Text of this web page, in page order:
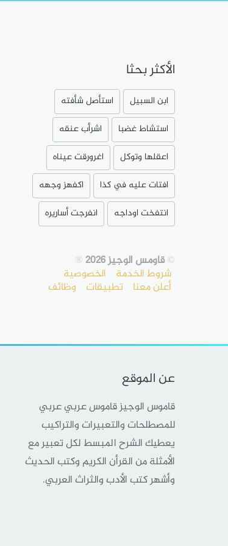
الأكثر بحثا
ابن السبيل
استأصل شأفته
استشاط غضبا
اشرأب عنقه
اعقلها وتوكل
اغرورقت عيناه
افتات عليه في كذا
اكفهز وجهه
انتفخت اوداجه
انفرجت أساريره
©قاومس الوجيز 2026 ®
شروط الخدمة الخصوصية
أعلن معنا تطبيقات وظائف
عن الموقع
قاموس الوجيز قاموس عربي عربي
للمصطلحات والتعبيرات والتراكيب
يعطيك الشرح المبسط لكل تعبير مع
الأمثلة من القرأن الكريم وكتب الحديث
وأشهر كتب الأدب والثراث العربي.